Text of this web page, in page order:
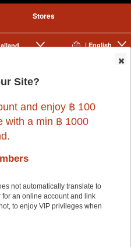
Stores
| English
|
Site?
and enjoy ฿ 100
with a min ฿ 1000
not automatically translate to
an online account and link
to enjoy VIP privileges when